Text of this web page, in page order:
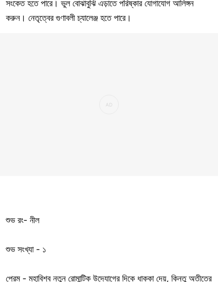
সংকেত হতে পারে। ভুল বোঝাবুঝি এড়াতে পরিষ্কার যোগাযোগ আলিঙ্গন
করুন। নেতৃত্বের গুণাবলী চ্যালেঞ্জ হতে পারে।
শুভ রং- নীল
শুভ সংখ্যা - ১
প্রেম - মহাবিশ্ব নতুন রোমান্টিক উদ্যোগের দিকে ধাক্কা দেয়, কিন্তু অতীতের